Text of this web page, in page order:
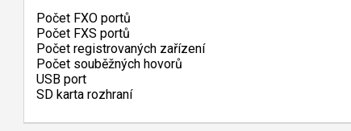
Počet FXO portů
Počet FXS portů
Počet registrovaných zařízení
Počet souběžných hovorů
USB port
SD karta rozhraní